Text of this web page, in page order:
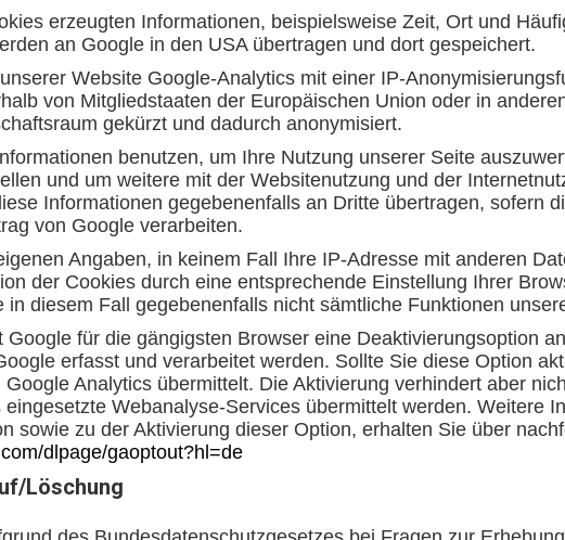
erzeugten Informationen, beispielsweise Zeit, Ort und
an Google in den USA übertragen und dort gespeichert.
Website Google-Analytics mit einer IP-
von Mitgliedstaaten der Europäischen Union oder in
gekürzt und dadurch anonymisiert.
benutzen, um Ihre Nutzung unserer Seite
und um weitere mit der Websitenutzung und der
Informationen gegebenenfalls an Dritte übertragen, sofern
von Google verarbeiten.
Angaben, in keinem Fall Ihre IP-Adresse mit anderen
der Cookies durch eine entsprechende Einstellung Ihrer
in diesem Fall gegebenenfalls nicht sämtliche Funktionen
Google für die gängigsten Browser eine Deaktivierungsoption
erfasst und verarbeitet werden. Sollte Sie diese Option
Analytics übermittelt. Die Aktivierung verhindert aber
Webanalyse-Services übermittelt werden. Weitere
sowie zu der Aktivierung dieser Option, erhalten Sie über
dlpage/gaoptout?hl=de
Löschung